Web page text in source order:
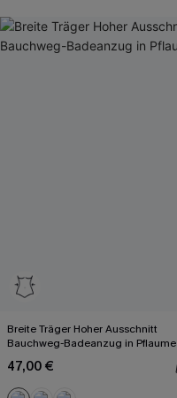
Breite Träger Hoher Ausschnitt
Bauchweg-Badeanzug in Pflaume
47,00 €